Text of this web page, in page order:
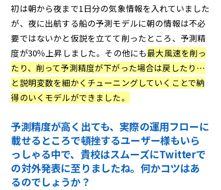
初は朝から夜まで1日分の気象情報を入れていました
が、夜に出航する船の予測モデルに朝の情報は不必
要ではないかと仮説を立てて削ったところ、予測精
度が30％上昇しました。その他にも最大風速を削っ
たり、削って予測精度が下がった場合は戻したり…
と説明変数を細かくチューニングしていくことで納
得のいくモデルができました。
予測精度が高く出ても、実際の運用フローに
載せるところで頓挫するユーザー様もいら
っしゃる中で、貴校はスムーズにTwitterで
の対外発表に至りましたね。何かコツはあ
るのでしょうか？